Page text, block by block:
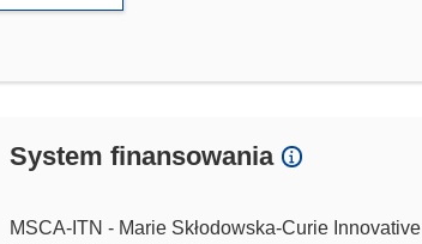
System finansowania
MSCA-ITN - Marie Skłodowska-Curie Innovative